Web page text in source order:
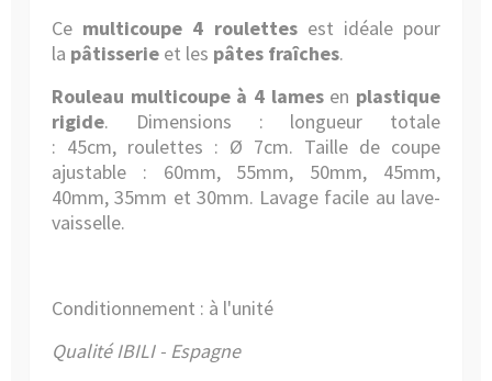
Ce multicoupe 4 roulettes est idéale pour
la pâtisserie et les pâtes fraîches.
Rouleau multicoupe à 4 lamesen plastique
rigide. Dimensions : longueur totale
: 45cm, roulettes : Ø 7cm. Taille de coupe
ajustable : 60mm, 55mm, 50mm, 45mm,
40mm, 35mm et 30mm. Lavage facile au lave-
vaisselle.
Conditionnement : à l'unité
Qualité IBILI - Espagne